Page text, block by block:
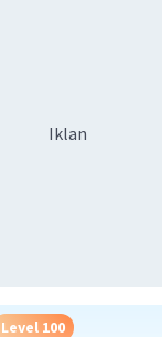
Iklan
Level 100